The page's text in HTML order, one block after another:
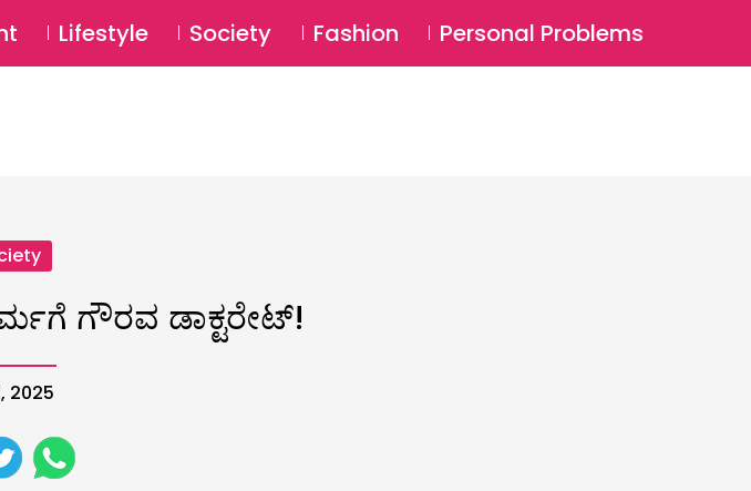
SUBSCRIBE Login ⚲
Lifestyle Society Fashion Personal Problems
ಗೌರವ ಡಾಕ್ಟರೇಟ್!
2025